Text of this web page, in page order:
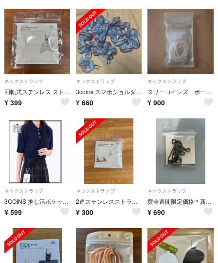
ネックストラップ
回転式ステンレス ストラップホルダー バタフライ スタホホルダー ショルダー
¥ 399
ネックストラップ
3coins スマホショルダーストラップ
¥ 660
ネックストラップ
スリーコインズ ポーチ付き防滴スマホケース
¥ 900
ネックストラップ
3COINS 推し活ポケット付きチョールストラップ 黒
¥ 599
ネックストラップ
2連ステンレスストラップホルダー2枚セット スリーコインズ
¥ 300
ネックストラップ
黄金週間限定価格＊新品未使用＊3COINS＊ カメラ用ポールチェーンストラップ
¥ 690